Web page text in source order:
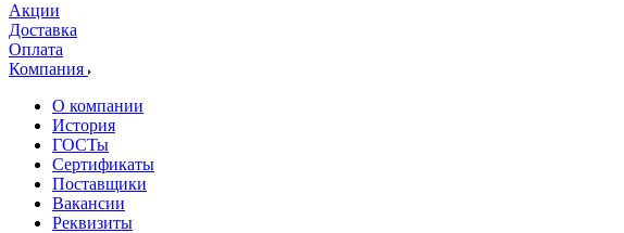
Акции
Доставка
Оплата
Компания
О компании
История
ГОСТы
Сертификаты
Поставщики
Вакансии
Реквизиты